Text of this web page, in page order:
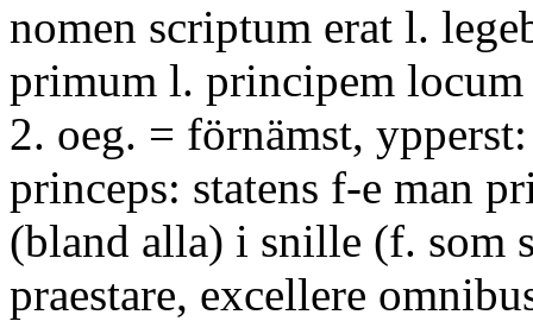
nomen scriptum erat l.
primum l. principem
2. oeg. = förnämst,
princeps: statens f-e man
(bland alla) i snille (f. som
praestare, excellere